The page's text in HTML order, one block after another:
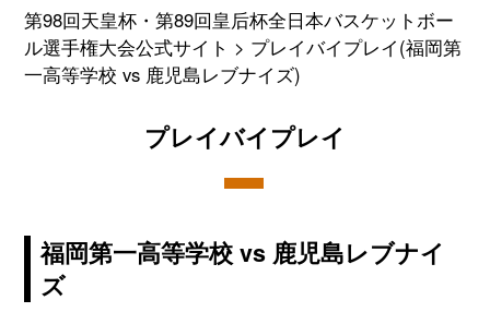
第98回天皇杯・第89回皇后杯全日本バスケットボー
ル選手権大会公式サイト
プレイバイプレイ(福岡第
一高等学校 vs 鹿児島レブナイズ)
プレイバイプレイ
福岡第一高等学校 vs 鹿児島レブナイ
ズ